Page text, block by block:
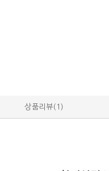
상품리뷰(1)